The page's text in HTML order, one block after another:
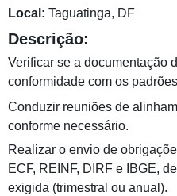
Local: Taguatinga, DF
Descrição:
Verificar se a documentação
conformidade com os
Conduzir reuniões de
conforme necessário.
Realizar o envio de
ECF, REINF, DIRF e IBGE,
exigida (trimestral ou anual).